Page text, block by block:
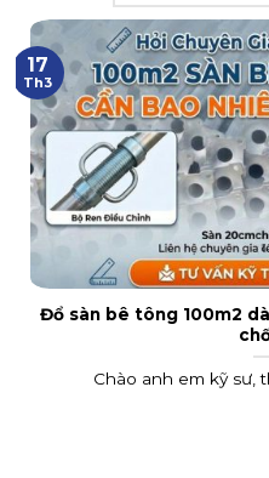
Đổ sàn bê tông 100m2
Chào anh em kỹ sư,
17
Th3